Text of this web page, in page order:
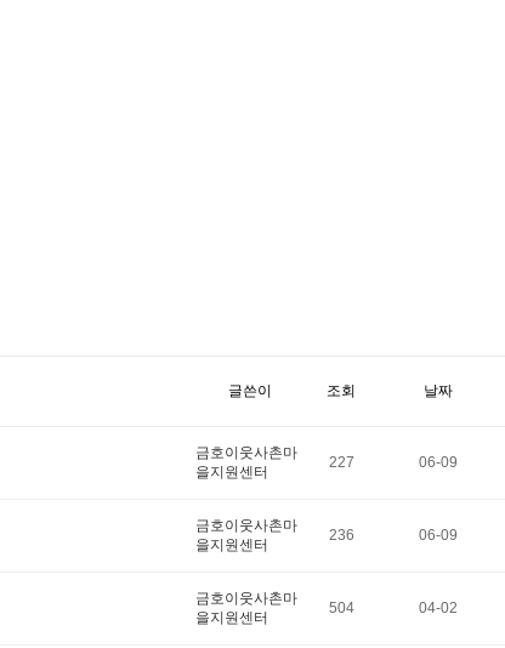
글쓴이 조회 날짜
금호이웃사촌마
을지원센터
227 06-09
금호이웃사촌마
을지원센터
236 06-09
금호이웃사촌마
을지원센터
504 04-02